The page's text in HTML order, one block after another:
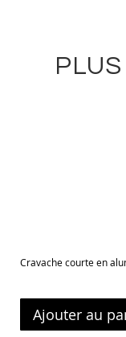
Cravache courte en
Ajouter au